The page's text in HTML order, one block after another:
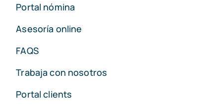
Portal nómina
Asesoría online
FAQS
Trabaja con nosotros
Portal clients